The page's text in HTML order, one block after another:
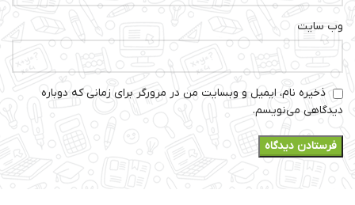
وب‌ سایت
ذخیره نام، ایمیل و وبسایت من در مرورگر برای زمانی که دوباره
دیدگاهی می‌نویسم.